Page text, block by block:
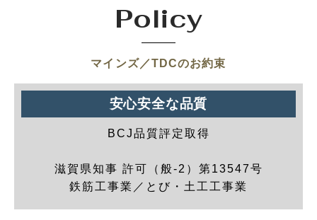
Policy
マインズ／TDCのお約束
安心安全な品質
BCJ品質評定取得
滋賀県知事 許可（般-2）第13547号
鉄筋工事業／とび・土工工事業